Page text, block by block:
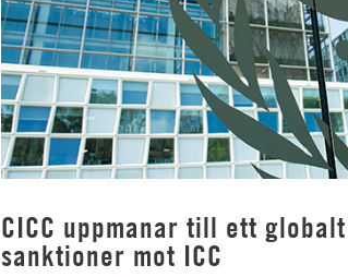
CICC uppmanar till ett globalt
sanktioner mot ICC